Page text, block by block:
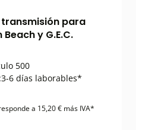
para
y G.E.C.
500
3-6 días laborables*
a 15,20 € más IVA*